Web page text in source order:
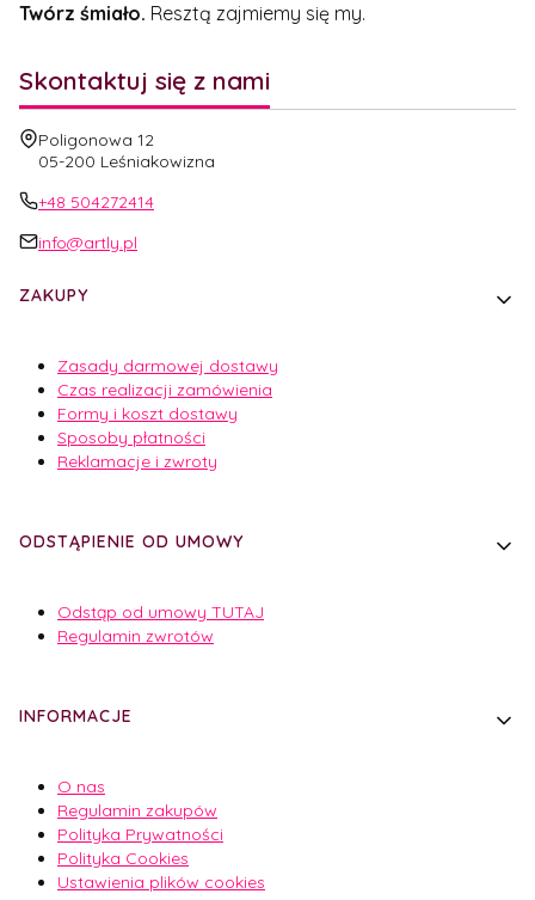
Twórz śmiało. Resztą zajmiemy się my.
Skontaktuj się z nami
Adres:
Poligonowa 12
05-200 Leśniakowizna
+48 504272414
info@artly.pl
ZAKUPY
Zasady darmowej dostawy
Czas realizacji zamówienia
Formy i koszt dostawy
Sposoby płatności
Reklamacje i zwroty
ODSTĄPIENIE OD UMOWY
Odstąp od umowy TUTAJ
Regulamin zwrotów
INFORMACJE
O nas
Regulamin zakupów
Polityka Prywatności
Polityka Cookies
Ustawienia plików cookies